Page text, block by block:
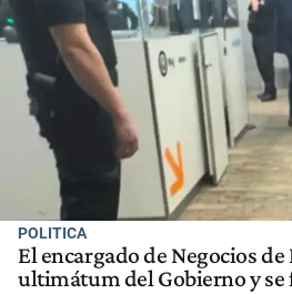
POLITICA
El encargado de Negocios
ultimátum del Gobierno y se